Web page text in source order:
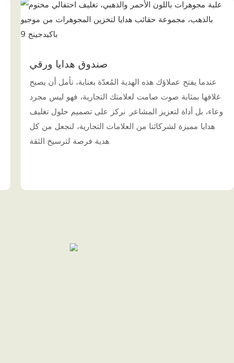
صندوق هدايا ورقي
عندما يفتح عملاؤك هذه الهدية المُعدّة بعناية، نأمل أن يصبح
غلافها بمثابة صوت صامت لعلامتك التجارية، فهو ليس مجرد
وعاء، بل أداة لتعزيز المشاعر. نركز على تصميم حلول تغليف
هدايا مميزة لشركائنا من العلامات التجارية، لنجعل من كل
هدية فرصة لترسيخ الثقة.